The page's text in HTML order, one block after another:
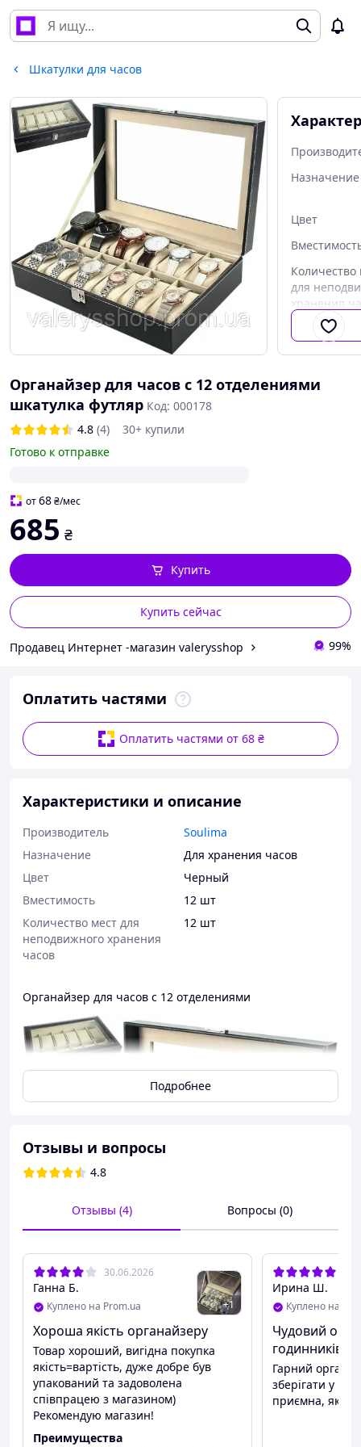
Шкатулки для часов
Назначение
Цвет
Количество
для
хранения
Органайзер для часов с 12 отделениями
шкатулка футляр Код: 000178
4.8 (4)
30+ купили
Готово к отправке
от68₴/мес
685 ₴
Купить сейчас
Купить
Продавец Интернет -магазин valerysshop 99%
Оплатить частями
Оплатить частями от 68 ₴
Характеристики и описание
Производитель
Soulima
Назначение
Для хранения часов
Цвет
Черный
Вместимость
12 шт
Количество мест для
неподвижного хранения
часов
12 шт
Органайзер для часов с 12 отделениями
Универсальный органайзер для 12 часов, браслетов
или ювелирных изделий.
Многофункциональный – Идеально подходит не только
для хранения часов, но и браслетов и других
ювелирных изделий, что делает его прекрасным
подарком как для женщин, так и для мужчин.
Подробнее
Отзывы и вопросы
4.8
Отзывы (4) Вопросы (0)
30.06.2026
Ганна Б.
Куплено на Prom.ua +1
Хороша якість органайзеру
Товар хороший, вигідна покупка
якість=вартість, дуже добре був
упакований та задоволена
співпрацею з магазином)
Рекомендую магазин!
Преимущества
Ирина Ш.
Куплено на
Чудовий
годинників
Гарний
зберігати у
приємна,